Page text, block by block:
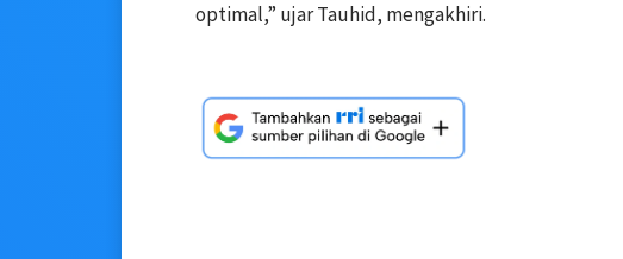
optimal,” ujar Tauhid, mengakhiri.